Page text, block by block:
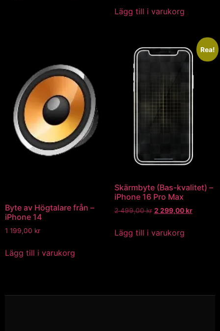
Lägg till i varukorg
Byte av Högtalare från –
iPhone 14
1 199,00 kr
Lägg till i varukorg
Rea!
Skärmbyte (Bas-kvalitet) –
iPhone 16 Pro Max
2 499,00kr 2 299,00kr
Lägg till i varukorg